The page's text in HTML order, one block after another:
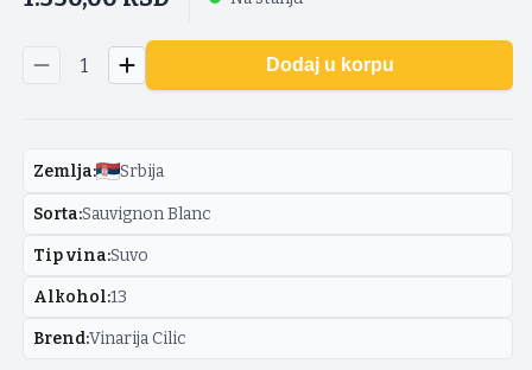
1 Dodaj u korpu
Zemlja: Srbija
Sorta:Sauvignon Blanc
Tip vina:Suvo
Alkohol:13
Brend:Vinarija Cilic